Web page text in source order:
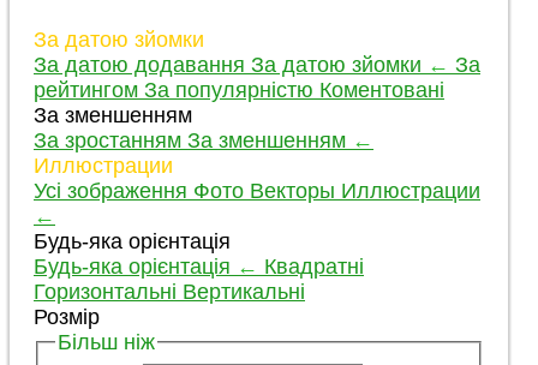
За датою зйомки
За датою додавання За датою зйомки ← За
рейтингом За популярністю Коментовані
За зменшенням
За зростанням За зменшенням ←
Иллюстрации
Усі зображення Фото Векторы Иллюстрации
←
Будь-яка орієнтація
Будь-яка орієнтація ← Квадратні
Горизонтальні Вертикальні
Розмір
Більш ніж